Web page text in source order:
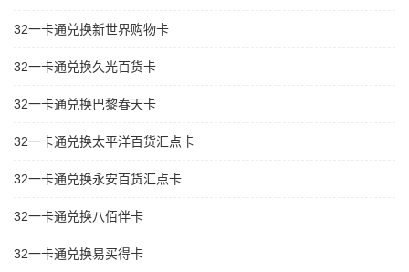
32一卡通兑换新世界购物卡
32一卡通兑换久光百货卡
32一卡通兑换巴黎春天卡
32一卡通兑换太平洋百货汇点卡
32一卡通兑换永安百货汇点卡
32一卡通兑换八佰伴卡
32一卡通兑换易买得卡